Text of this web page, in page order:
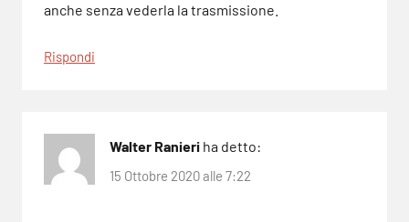
anche senza vederla la trasmissione.
Rispondi
Walter Ranieri ha detto:
15 Ottobre 2020 alle 7:22